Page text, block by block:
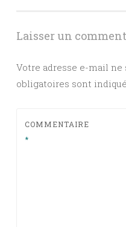
Laisser un
Votre adresse e-mail ne
obligatoires sont
COMMENTAIRE
*